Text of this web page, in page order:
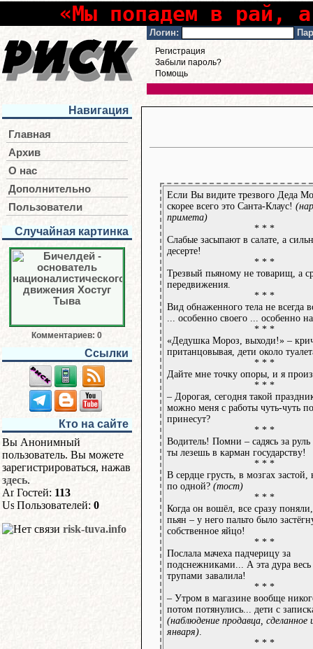
«Мы попадем в рай,
Логин:
Регистрация
Забыли пароль?
Помощь
Навигация
Главная
Архив
О нас
Дополнительно
Пользователи
Случайная картинка
Комментариев: 0
Ссылки
Кто на сайте
Вы Анонимный
пользователь. Вы можете
зарегистрироваться, нажав
здесь.
Гостей: 113
Пользователей: 0
risk-tuva.info
Если Вы видите трезвого Деда
скорее всего это Санта-Клаус!
примета)
* * *
Слабые засыпают в салате, а
десерте!
* * *
Трезвый пьяному не товарищ, а
передвижения.
* * *
Вид обнаженного тела не всегда
... особенно своего ... особенно
* * *
«Дедушка Мороз, выходи!» –
пританцовывая, дети около
* * *
Дайте мне точку опоры, и я
* * *
– Дорогая, сегодня такой
можно меня с работы чуть-чуть
принесут?
* * *
Водитель! Помни – садясь за
ты лезешь в карман государству!
* * *
В сердце грусть, в мозгах застой,
по одной? (тост)
* * *
Когда он вошёл, все сразу
пьян – у него пальто было
собственное яйцо!
* * *
Послала мачеха падчерицу за
подснежниками... А эта дура весь
трупами завалила!
* * *
– Утром в магазине вообще
потом потянулись... дети с
(наблюдение продавца, сделанное
января)
* * *